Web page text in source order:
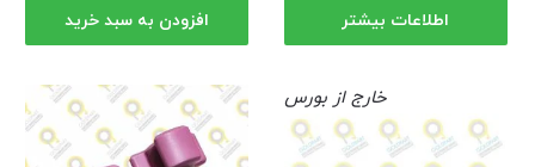
اطلاعات بیشتر افزودن به سبد خرید
خارج از بورس